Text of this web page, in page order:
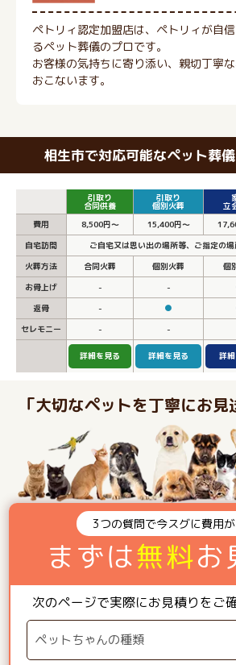
ペトリィ認定加盟店は、ペトリィが自
るペット葬儀のプロです。
お客様の気持ちに寄り添い、親切丁寧
おこないます。
相生市で対応可能なペット葬
引取り
合同供養
引取り
個別火葬 立
費用
8,500円～ 15,400円～
自宅訪問
ご自宅又は思い出の場所等、ご指定の場
火葬方法
合同火葬 個別火葬 個
お骨上げ
- -
返骨
- ●
セレモニー
- -
詳細を見る 詳細を見る 詳
「大切なペットを丁寧にお見
3つの質問で今スグに費用
まずは無料お
次のページで実際にお見積りをご